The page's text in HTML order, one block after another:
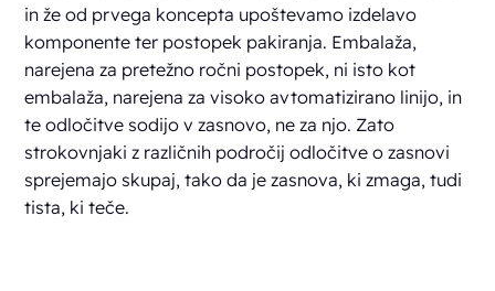
in že od prvega koncepta upoštevamo izdelavo
komponente ter postopek pakiranja. Embalaža,
narejena za pretežno ročni postopek, ni isto kot
embalaža, narejena za visoko avtomatizirano linijo, in
te odločitve sodijo v zasnovo, ne za njo. Zato
strokovnjaki z različnih področij odločitve o zasnovi
sprejemajo skupaj, tako da je zasnova, ki zmaga, tudi
tista, ki teče.